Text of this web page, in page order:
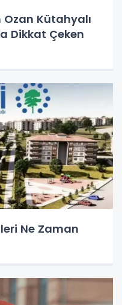
Kütahyalı
Dikkat Çeken
Ne Zaman